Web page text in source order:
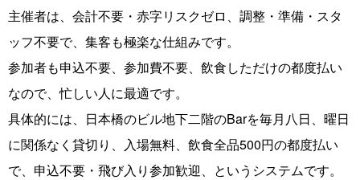
主催者は、会計不要・赤字リスクゼロ、調整・準備・スタ
ッフ不要で、集客も極楽な仕組みです。
参加者も申込不要、参加費不要、飲食しただけの都度払い
なので、忙しい人に最適です。
具体的には、日本橋のビル地下二階のBarを毎月八日、曜日
に関係なく貸切り、入場無料、飲食全品500円の都度払い
で、申込不要・飛び入り参加歓迎、というシステムです。